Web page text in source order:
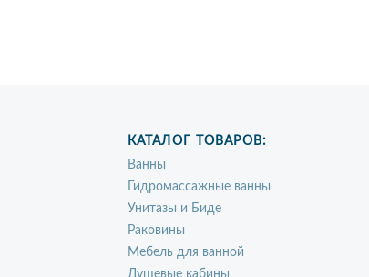
КАТАЛОГ ТОВАРОВ:
Ванны
Гидромассажные ванны
Унитазы и Биде
Раковины
Мебель для ванной
Душевые кабины